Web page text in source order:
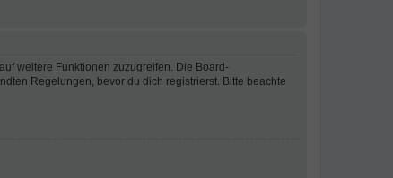
weitere Funktionen zuzugreifen. Die Board-
Regelungen, bevor du dich registrierst. Bitte beachte